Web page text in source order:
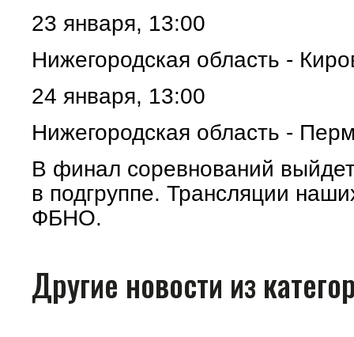
23 января, 13:00
Нижегородская область -
24 января, 13:00
Нижегородская область -
В финал соревнований
в подгруппе. Трансляции
ФБНО.
Другие новости из